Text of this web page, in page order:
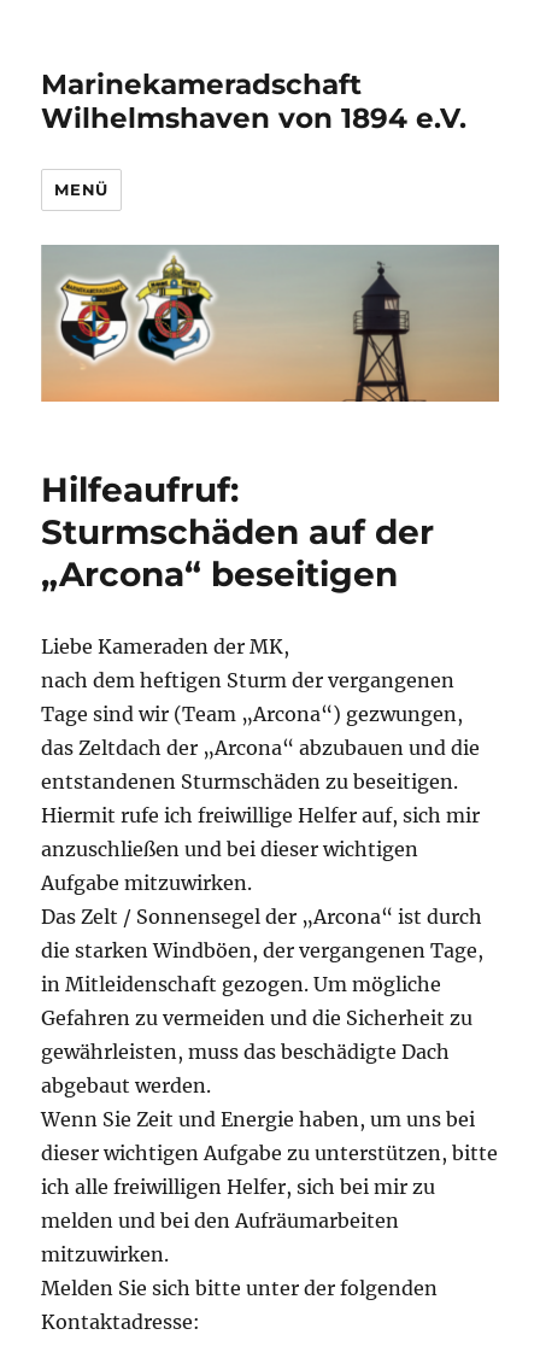
Marinekameradschaft
Wilhelmshaven von 1894 e.V.
MENÜ
Hilfeaufruf:
Sturmschäden auf der
„Arcona“ beseitigen
Liebe Kameraden der MK,
nach dem heftigen Sturm der vergangenen
Tage sind wir (Team „Arcona“) gezwungen,
das Zeltdach der „Arcona“ abzubauen und die
entstandenen Sturmschäden zu beseitigen.
Hiermit rufe ich freiwillige Helfer auf, sich mir
anzuschließen und bei dieser wichtigen
Aufgabe mitzuwirken.
Das Zelt / Sonnensegel der „Arcona“ ist durch
die starken Windböen, der vergangenen Tage,
in Mitleidenschaft gezogen. Um mögliche
Gefahren zu vermeiden und die Sicherheit zu
gewährleisten, muss das beschädigte Dach
abgebaut werden.
Wenn Sie Zeit und Energie haben, um uns bei
dieser wichtigen Aufgabe zu unterstützen, bitte
ich alle freiwilligen Helfer, sich bei mir zu
melden und bei den Aufräumarbeiten
mitzuwirken.
Melden Sie sich bitte unter der folgenden
Kontaktadresse: